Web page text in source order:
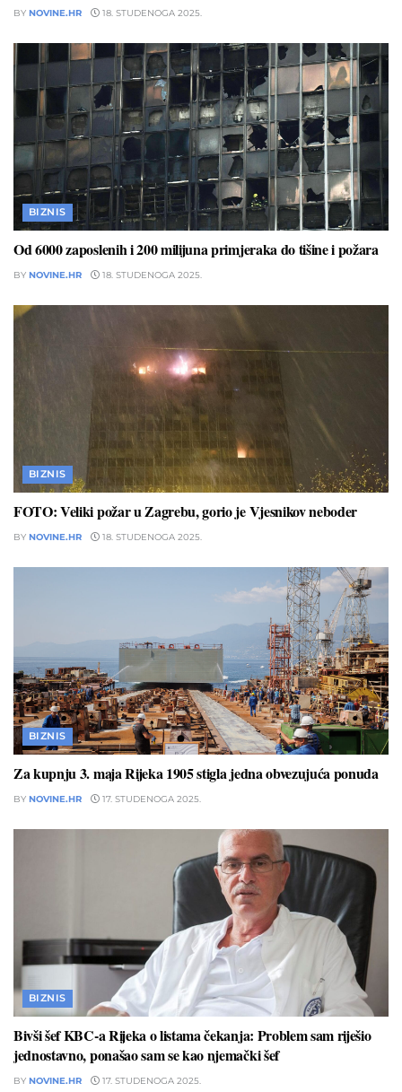
BY NOVINE.HR 18. STUDENOGA 2025.
BIZNIS
Od 6000 zaposlenih i 200 milijuna primjeraka do tišine i požara
BY NOVINE.HR 18. STUDENOGA 2025.
BIZNIS
FOTO: Veliki požar u Zagrebu, gorio je Vjesnikov neboder
BY NOVINE.HR 18. STUDENOGA 2025.
BIZNIS
Za kupnju 3. maja Rijeka 1905 stigla jedna obvezujuća ponuda
BY NOVINE.HR 17. STUDENOGA 2025.
BIZNIS
Bivši šef KBC-a Rijeka o listama čekanja: Problem sam riješio
jednostavno, ponašao sam se kao njemački šef
BY NOVINE.HR 17. STUDENOGA 2025.